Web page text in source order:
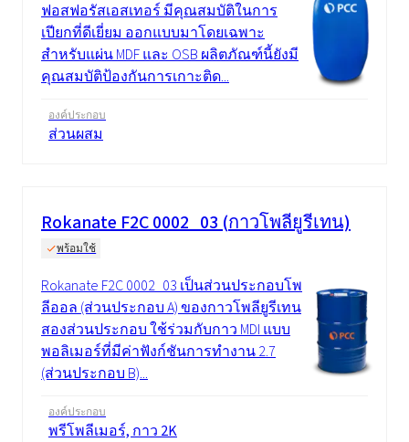
ฟอสฟอรัสเอสเทอร์ มีคุณสมบัติในการ
เปียกที่ดีเยี่ยม ออกแบบมาโดยเฉพาะ
สำหรับแผ่น MDF และ OSB ผลิตภัณฑ์นี้ยังมี
คุณสมบัติป้องกันการเกาะติด...
องค์ประกอบ
ส่วนผสม
Rokanate F2C 0002_03 (กาวโพลียูรีเทน)
พร้อมใช้
Rokanate F2C 0002_03 เป็นส่วนประกอบโพ
ลีออล (ส่วนประกอบ A) ของกาวโพลียูรีเทน
สองส่วนประกอบ ใช้ร่วมกับกาว MDI แบบ
พอลิเมอร์ที่มีค่าฟังก์ชันการทำงาน 2.7
(ส่วนประกอบ B)...
องค์ประกอบ
พรีโพลีเมอร์, กาว 2K